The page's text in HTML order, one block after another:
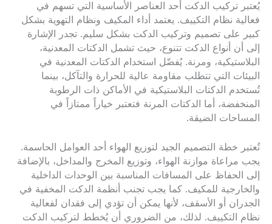
يُعتبر تركيب الدكت أحد العناصر الأساسية التي تسهم في
فعالية نظام التكييف. يعتمد أداء المكيف ونظام التهوية بشكل
كبير على تصميم وتركيب الدكت بشكل سليم. تجدر الإشارة
إلى أن أنواع الدكت تتنوع، حيث تشمل الدكتات المعدنية،
البلاستيكية، ومرنة. يُفضّل استخدام الدكتات المعدنية في
البيئات التي تتطلب مقاومة عالية للحرارة والتآكل، بينما
تُستخدم الدكتات البلاستيكية في الأماكن ذات الرطوبة
المنخفضة، أما الدكتات المرنة فتعتبر خياراً ممتازاً في
المساحات الضيقة.
تُعتبر خطة التصميم الجيد لتوزيع الهواء أحد العوامل الحاسمة.
يجب مراعاة موازنة الهواء، وتوزيع المخرج والمداخل، بالإضافة
إلى الحفاظ على المسافات المناسبة بين الوحدات الداخلية
والخارجية للمكيف. كما يجب تجنب أنظمة الدكت المخفية في
الجدران أو الأسقف، لأنها يمكن أن تؤدي إلى فقدان لفعالية
نظام التكييف. لذلك، من الضروري أن يُخطط لتركيب الدكت